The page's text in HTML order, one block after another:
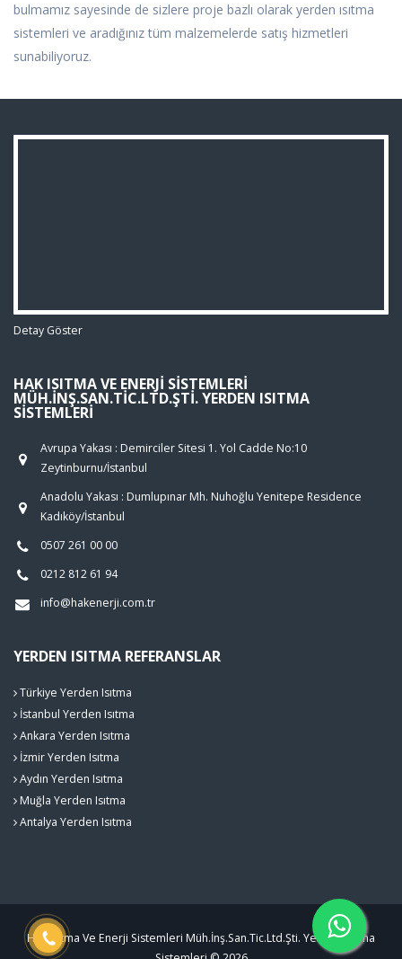
bulmamız sayesinde de sizlere proje bazlı olarak yerden ısıtma
sistemleri ve aradığınız tüm malzemelerde satış hizmetleri
sunabiliyoruz.
Detay Göster
HAK ISITMA VE ENERJI SISTEMLERI
MÜH.İNŞ.SAN.TIC.LTD.ŞTI. YERDEN ISITMA
SISTEMLERI
Avrupa Yakası : Demirciler Sitesi 1. Yol Cadde No:10
Zeytinburnu/İstanbul
Anadolu Yakası : Dumlupınar Mh. Nuhoğlu Yenitepe Residence
Kadıköy/İstanbul
0507 261 00 00
0212 812 61 94
info@hakenerji.com.tr
YERDEN ISITMA REFERANSLAR
Türkiye Yerden Isıtma
İstanbul Yerden Isıtma
Ankara Yerden Isıtma
İzmir Yerden Isıtma
Aydın Yerden Isıtma
Muğla Yerden Isıtma
Antalya Yerden Isıtma
Hak Isıtma Ve Enerji Sistemleri Müh.İnş.San.Tic.Ltd.Şti. Yerden Isıtma